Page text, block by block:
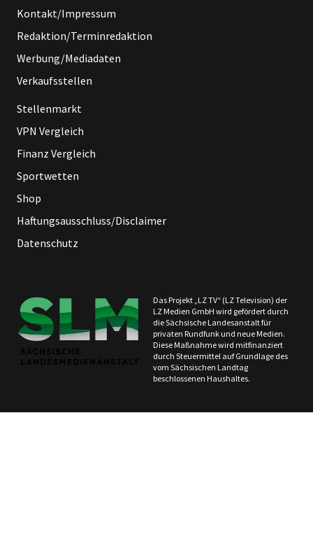
Kontakt/Impressum
Redaktion/Terminredaktion
Werbung/Mediadaten
Verkaufsstellen
Stellenmarkt
VPN Vergleich
Finanz Vergleich
Sportwetten
Shop
Haftungsausschluss/Disclaimer
Datenschutz
Das Projekt „LZ TV“ (LZ Television) der
LZ Medien GmbH wird gefördert durch
die Sächsische Landesanstalt für
privaten Rundfunk und neue Medien.
Diese Maßnahme wird mitfinanziert
durch Steuermittel auf Grundlage des
vom Sächsischen Landtag
beschlossenen Haushaltes.